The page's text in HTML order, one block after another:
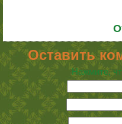
Оставить
Нажмите,